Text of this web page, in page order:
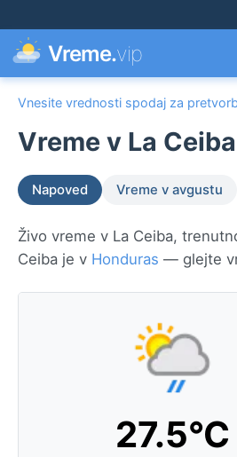
Vreme.vip
Vnesite vrednosti spodaj za
Vreme v La
Napoved Vreme v avgustu
Živo vreme v La Ceiba,
Ceiba je v Honduras — glejte
27.5°C